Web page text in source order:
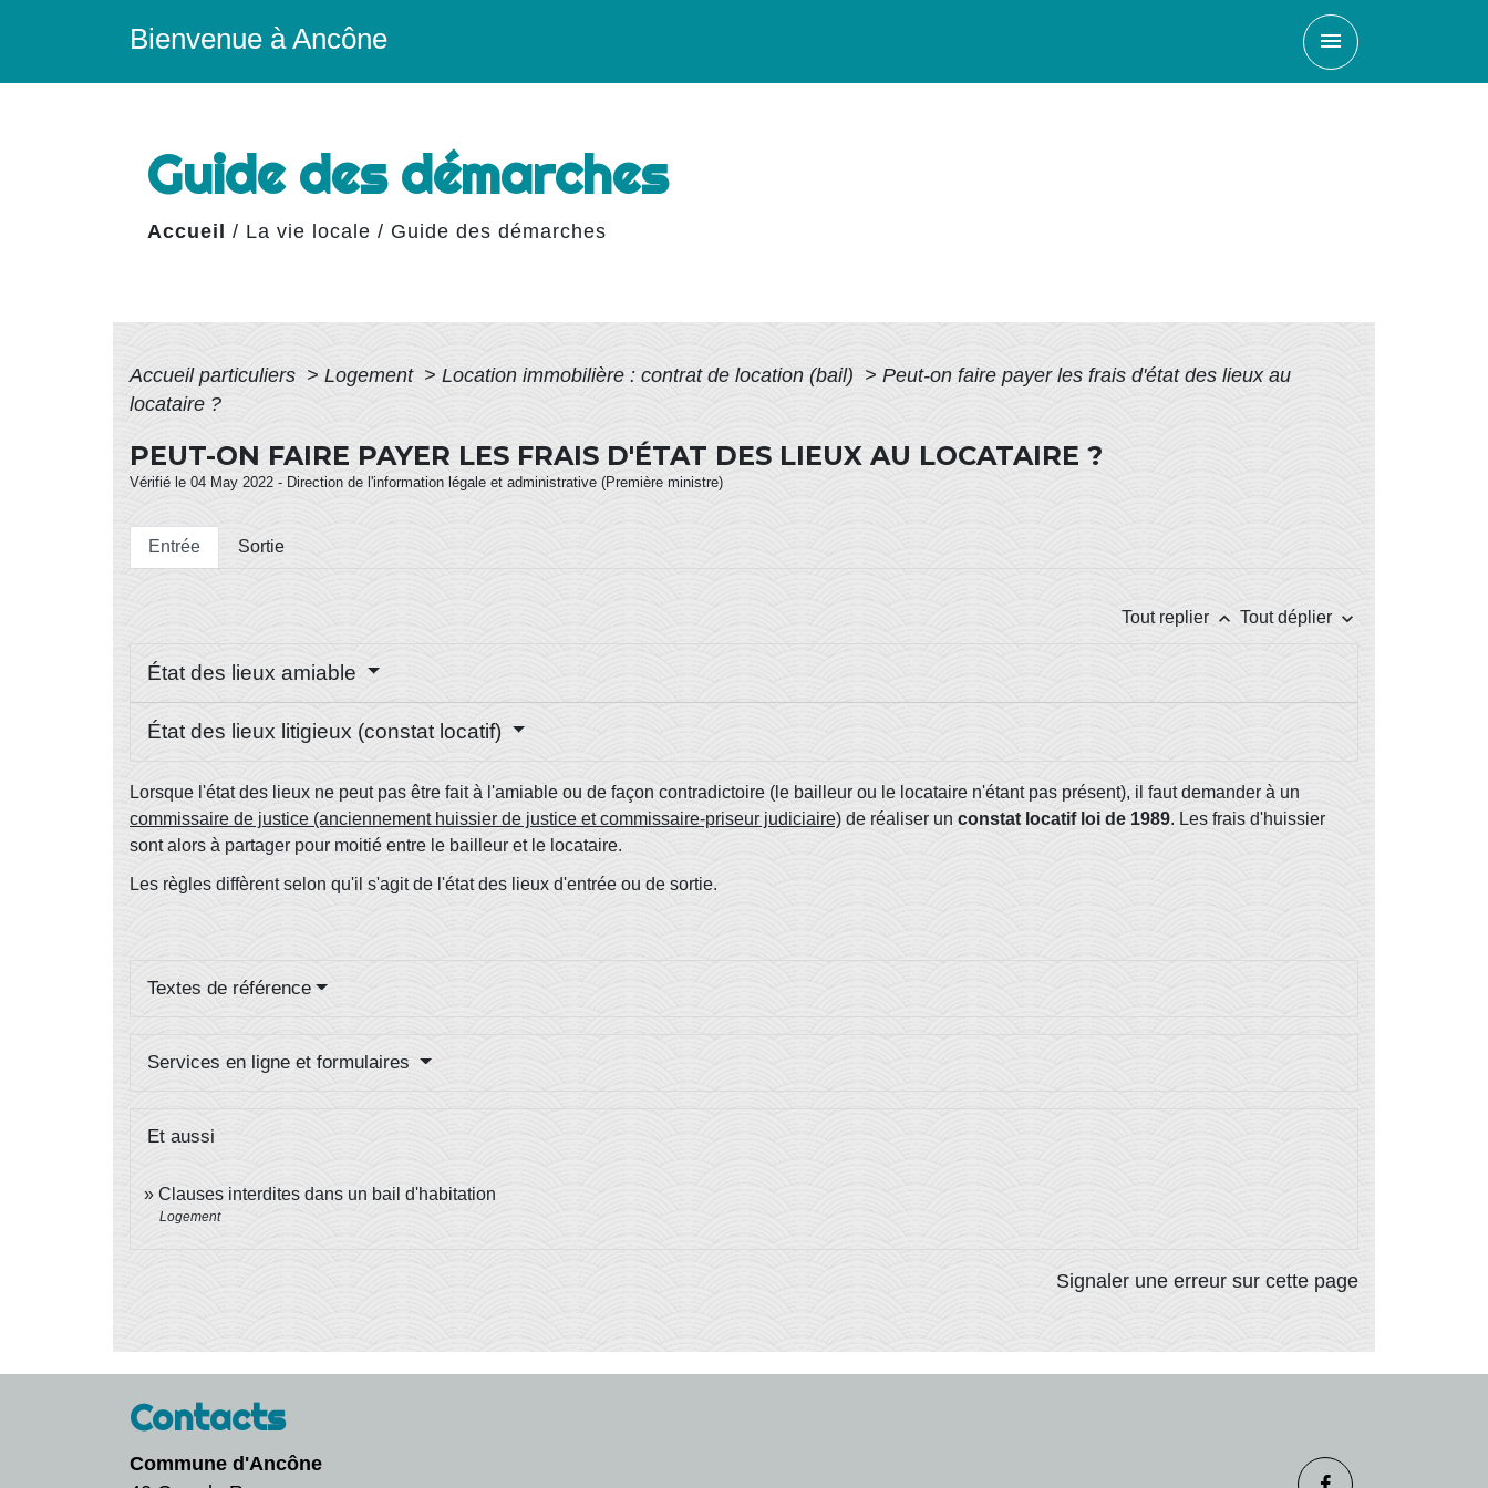
Bienvenue à Ancône menu
Guide des démarches
Accueil / La vie locale / Guide des démarches
Accueil particuliers > Logement > Location immobilière : contrat de location (bail) > Peut-on faire payer les frais d'état des lieux au
locataire ?
PEUT-ON FAIRE PAYER LES FRAIS D'ÉTAT DES LIEUX AU LOCATAIRE ?
Vérifié le 04 May 2022 - Direction de l'information légale et administrative (Première ministre)
Entrée Sortie
Tout replier keyboard_arrow_up Tout déplier keyboard_arrow_down
État des lieux amiable
État des lieux litigieux (constat locatif)
Lorsque l'état des lieux ne peut pas être fait à l'amiable ou de façon contradictoire (le bailleur ou le locataire n'étant pas présent), il faut demander à un
commissaire de justice (anciennement huissier de justice et commissaire-priseur judiciaire) de réaliser un constat locatif loi de 1989. Les frais d'huissier
sont alors à partager pour moitié entre le bailleur et le locataire.
Les règles diffèrent selon qu'il s'agit de l'état des lieux d'entrée ou de sortie.
Textes de référence
Services en ligne et formulaires
Et aussi
Clauses interdites dans un bail d'habitation
Logement
Signaler une erreur sur cette page
Contacts
Commune d'Ancône